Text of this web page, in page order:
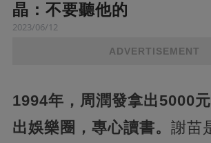
晶：不要聽他的
2023/06/12
ADVERTISEMENT
1994年，周潤發拿出5000
出娛樂圈，專心讀書。 謝苗